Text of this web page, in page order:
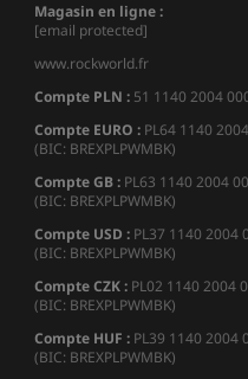
Magasin en ligne :
[email protected]
www.rockworld.fr
Compte PLN : 51 1140 2004
Compte EURO : PL64 1140
(BIC: BREXPLPWMBK)
Compte GB : PL63 1140 2004
(BIC: BREXPLPWMBK)
Compte USD : PL37 1140 2004
(BIC: BREXPLPWMBK)
Compte CZK : PL02 1140 2004
(BIC: BREXPLPWMBK)
Compte HUF : PL39 1140 2004
(BIC: BREXPLPWMBK)